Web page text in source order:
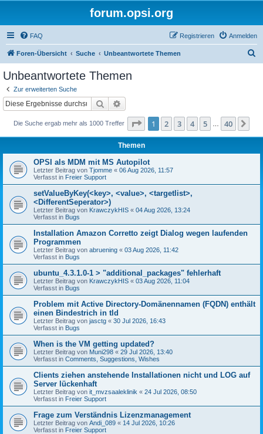
forum.opsi.org
FAQ Anmelden
Registrieren
Foren-Übersicht Suche Unbeantwortete Themen
Unbeantwortete Themen
Zur erweiterten Suche
Suche
Die Suche ergab mehr als 1000 Treffer Seite 1von 40
1 2 3 4 5 40
Themen
OPSI als MDM mit MS Autopilot
Letzter Beitrag von Tjomme « 06 Aug 2026, 11:57
Verfasst in Freier Support
setValueByKey(<key>, <value>, <targetlist>,
<DifferentSeperator>)
Letzter Beitrag von KrawczykHIS « 04 Aug 2026, 13:24
Verfasst in Bugs
Installation Amazon Corretto zeigt Dialog wegen laufenden
Programmen
Letzter Beitrag von abruening « 03 Aug 2026, 11:42
Verfasst in Bugs
ubuntu_4.3.1.0-1 > "additional_packages" fehlerhaft
Letzter Beitrag von KrawczykHIS « 03 Aug 2026, 11:04
Verfasst in Bugs
Problem mit Active Directory-Domänennamen (FQDN) enthält
einen Bindestrich in tld
Letzter Beitrag von jasctg « 30 Jul 2026, 16:43
Verfasst in Bugs
When is the VM getting updated?
Letzter Beitrag von Muni298 « 29 Jul 2026, 13:40
Verfasst in Comments, Suggestions, Wishes
Clients ziehen anstehende Installationen nicht und LOG auf
Server lückenhaft
Letzter Beitrag von it_mvzsaaleklinik « 24 Jul 2026, 08:50
Verfasst in Freier Support
Frage zum Verständnis Lizenzmanagement
Letzter Beitrag von Andi_089 « 14 Jul 2026, 10:26
Verfasst in Freier Support